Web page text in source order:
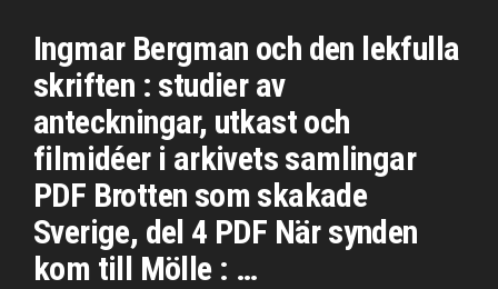
Ingmar Bergman och den lekfulla
skriften : studier av
anteckningar, utkast och
filmidéer i arkivets samlingar
PDF Brotten som skakade
Sverige, del 4 PDF När synden
kom till Mölle : …